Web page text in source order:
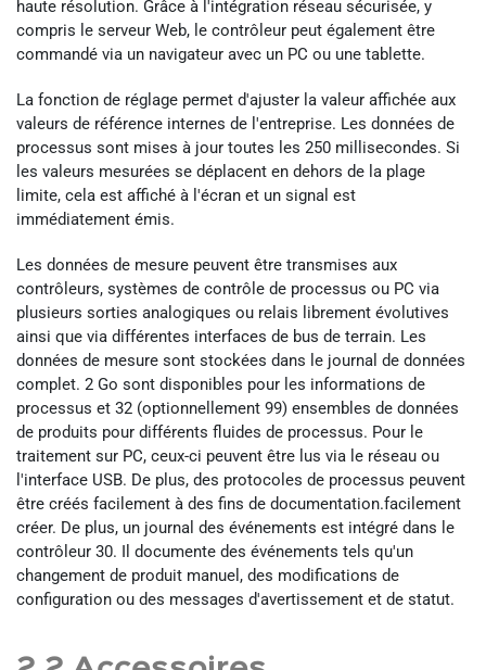
haute résolution. Grâce à l'intégration réseau sécurisée, y
compris le serveur Web, le contrôleur peut également être
commandé via un navigateur avec un PC ou une tablette.
La fonction de réglage permet d'ajuster la valeur affichée aux
valeurs de référence internes de l'entreprise. Les données de
processus sont mises à jour toutes les 250 millisecondes. Si
les valeurs mesurées se déplacent en dehors de la plage
limite, cela est affiché à l'écran et un signal est
immédiatement émis.
Les données de mesure peuvent être transmises aux
contrôleurs, systèmes de contrôle de processus ou PC via
plusieurs sorties analogiques ou relais librement évolutives
ainsi que via différentes interfaces de bus de terrain. Les
données de mesure sont stockées dans le journal de données
complet. 2 Go sont disponibles pour les informations de
processus et 32 (optionnellement 99) ensembles de données
de produits pour différents fluides de processus. Pour le
traitement sur PC, ceux-ci peuvent être lus via le réseau ou
l'interface USB. De plus, des protocoles de processus peuvent
être créés facilement à des fins de documentation.facilement
créer. De plus, un journal des événements est intégré dans le
contrôleur 30. Il documente des événements tels qu'un
changement de produit manuel, des modifications de
configuration ou des messages d'avertissement et de statut.